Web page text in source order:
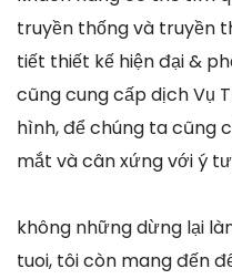
truyền thống và truyền
tiết thiết kế hiện đại &
cũng cung cấp dịch Vụ
hình, để chúng ta cũng
mắt và cân xứng với ý
không những dừng lại
tuoi, tôi còn mang đến